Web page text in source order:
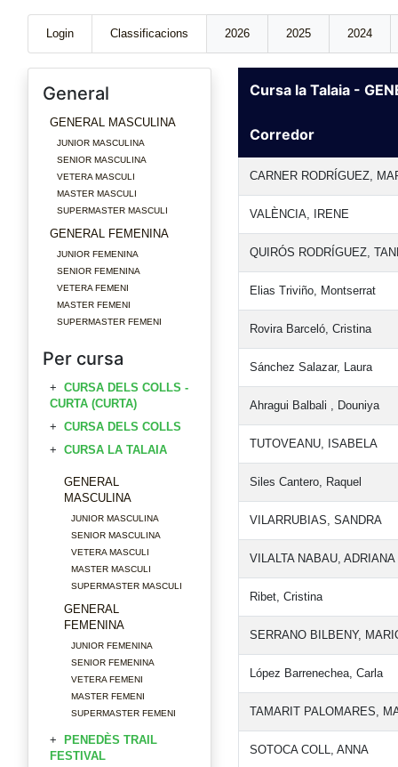
Login Classificacions 2026 2025 2024
General
GENERAL MASCULINA
JUNIOR MASCULINA
SENIOR MASCULINA
VETERA MASCULI
MASTER MASCULI
SUPERMASTER MASCULI
GENERAL FEMENINA
JUNIOR FEMENINA
SENIOR FEMENINA
VETERA FEMENI
MASTER FEMENI
SUPERMASTER FEMENI
Per cursa
CURSA DELS COLLS -
CURTA (CURTA)
CURSA DELS COLLS
CURSA LA TALAIA
GENERAL
MASCULINA
JUNIOR MASCULINA
SENIOR MASCULINA
VETERA MASCULI
MASTER MASCULI
SUPERMASTER MASCULI
GENERAL
FEMENINA
JUNIOR FEMENINA
SENIOR FEMENINA
VETERA FEMENI
MASTER FEMENI
SUPERMASTER FEMENI
PENEDÈS TRAIL
FESTIVAL
Cursa la Talaia -
Corredor
CARNER RODRÍGUEZ,
VALÈNCIA, IRENE
QUIRÓS RODRÍGUEZ,
Elias Triviño, Montserrat
Rovira Barceló, Cristina
Sánchez Salazar, Laura
Ahragui Balbali , Douniya
TUTOVEANU, ISABELA
Siles Cantero, Raquel
VILARRUBIAS, SANDRA
VILALTA NABAU, ADRIANA
Ribet, Cristina
SERRANO BILBENY,
López Barrenechea, Carla
TAMARIT PALOMARES,
SOTOCA COLL, ANNA